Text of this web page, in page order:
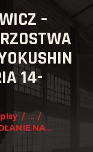
–
14-
...
NA...